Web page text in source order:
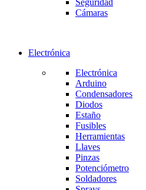
Seguridad
Cámaras
Electrónica
Electrónica
Arduino
Condensadores
Diodos
Estaño
Fusibles
Herramientas
Llaves
Pinzas
Potenciómetro
Soldadores